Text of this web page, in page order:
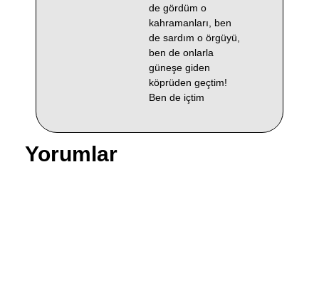
de gördüm o
kahramanları, ben
de sardım o örgüyü,
ben de onlarla
güneşe giden
köprüden geçtim!
Ben de içtim
Yorumlar